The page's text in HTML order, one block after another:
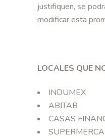
justifiquen, se
modificar esta
LOCALES QUE
INDUMEX
ABITAB
CASAS